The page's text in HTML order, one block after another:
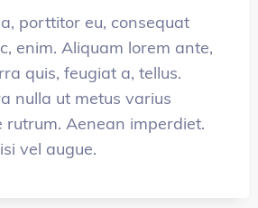
porttitor eu, consequat
enim. Aliquam lorem ante,
quis, feugiat a, tellus.
nulla ut metus varius
rutrum. Aenean imperdiet.
vel augue.